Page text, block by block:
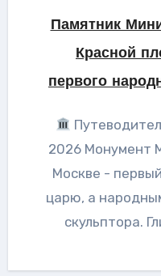
Памятник
Красной
первого
2026 Монумент
Москве -
царю, а
скульптора.